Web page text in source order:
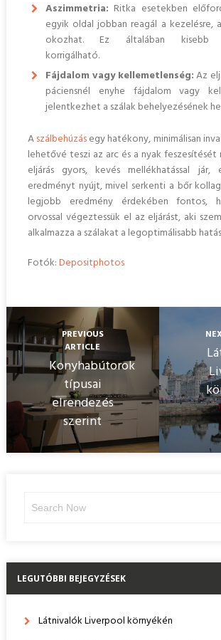
Aszimmetria: Ritka esetekben
egyik oldal jobban reagál a kezelésre,
okozhat. Ez általában kisebb
korrigálható.
Fájdalom vagy kellemetlenség:Az
páciensnél enyhe fájdalom vagy
jelentkezhet a szálak behelyezésének
Aszálbehúzásegy hatékony, minimálisan
lehetővé teszi az arc és a nyak
eljárás gyors, kevés mellékhatással jár,
eredményt nyújt, mivel serkenti a bőr
legjobb eredmény érdekében fontos,
orvossal végeztessük el az eljárást, aki
alkalmazza a szálakat a legoptimálisabb
Fotók:Depositphotos
PREVIOUS
ARTICLE
Konyhabútorok
típusai
elrendezés
szerint
Search
LEGUTÓBBI BEJEGYZÉSEK
Látnivalók Liverpool környékén